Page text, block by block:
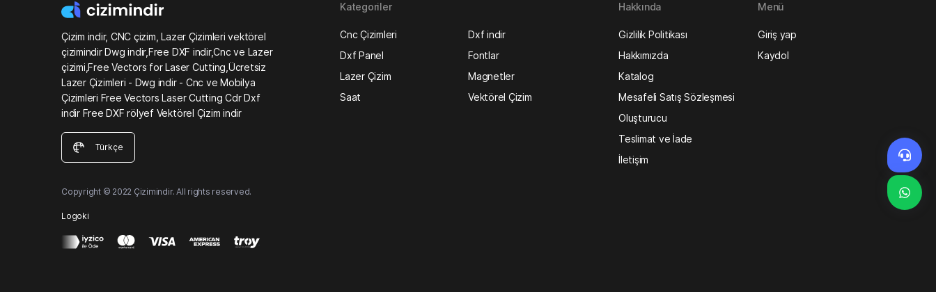
Çizim indir, CNC çizim, Lazer Çizimleri vektörel
çizimindir Dwg indir,Free DXF indir,Cnc ve Lazer
çizimi,Free Vectors for Laser Cutting,Ücretsiz
Lazer Çizimleri - Dwg indir - Cnc ve Mobilya
Çizimleri Free Vectors Laser Cutting Cdr Dxf
indir Free DXF rölyef Vektörel Çizim indir
Türkçe
Copyright © 2022 Çizimindir. All rights reserved.
Logoki
Kategoriler
Cnc Çizimleri
Dxf indir
Dxf Panel
Fontlar
Lazer Çizim
Magnetler
Saat
Vektörel Çizim
Hakkında
Gizlilik Politikası
Hakkımızda
Katalog
Mesafeli Satış Sözleşmesi
Oluşturucu
Teslimat ve İade
İletişim
Menü
Giriş yap
Kaydol